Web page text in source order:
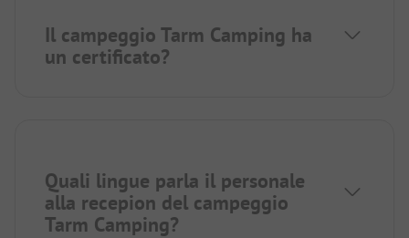
Il campeggio Tarm Camping ha
un certificato?
Quali lingue parla il personale
alla recepion del campeggio
Tarm Camping?